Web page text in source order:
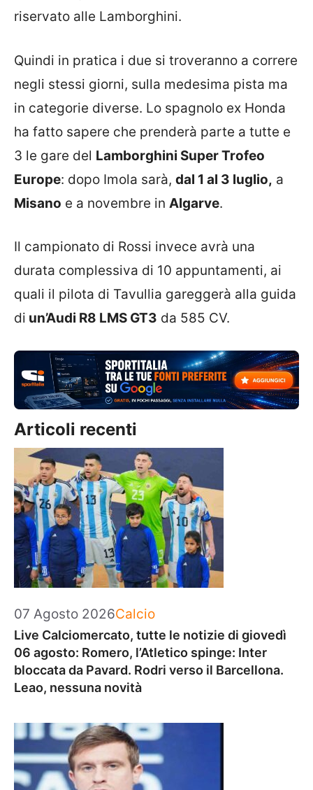
riservato alle Lamborghini.
Quindi in pratica i due si troveranno a correre
negli stessi giorni, sulla medesima pista ma
in categorie diverse. Lo spagnolo ex Honda
ha fatto sapere che prenderà parte a tutte e
3 le gare del Lamborghini Super Trofeo
Europe: dopo Imola sarà, dal 1 al 3 luglio, a
Misano e a novembre in Algarve.
Il campionato di Rossi invece avrà una
durata complessiva di 10 appuntamenti, ai
quali il pilota di Tavullia gareggerà alla guida
di un’Audi R8 LMS GT3 da 585 CV.
Articoli recenti
07 Agosto 2026Categorie
Calcio
Live Calciomercato, tutte le notizie di giovedì
06 agosto: Romero, l’Atletico spinge: Inter
bloccata da Pavard. Rodri verso il Barcellona.
Leao, nessuna novità